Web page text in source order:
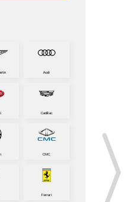
Audi
Cadillac
CMC
Ferrari